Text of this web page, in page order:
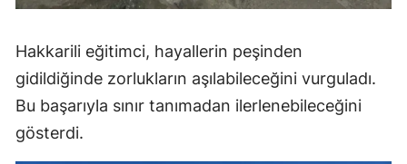
Hakkarili eğitimci, hayallerin peşinden
gidildiğinde zorlukların aşılabileceğini vurguladı.
Bu başarıyla sınır tanımadan ilerlenebileceğini
gösterdi.